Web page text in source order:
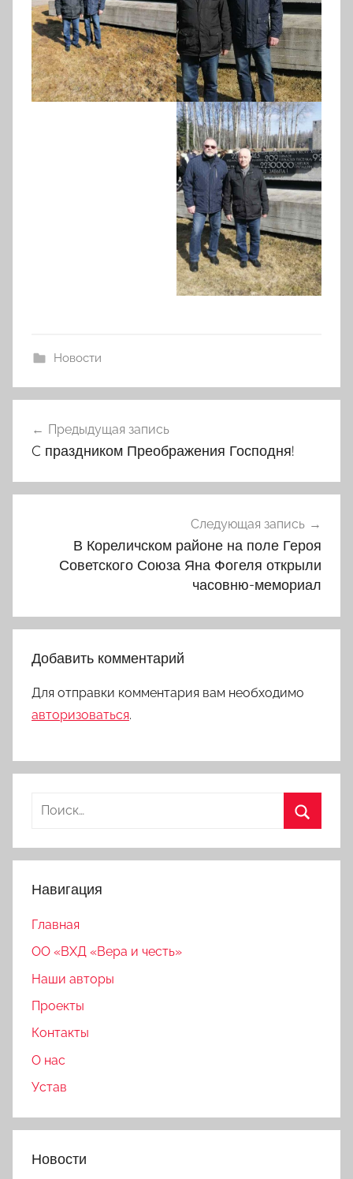
Новости
по
Предыдущая запись
C праздником Преображения Господня!
Следующая запись
В Кореличском районе на поле Героя
Советского Союза Яна Фогеля открыли
часовню-мемориал
Добавить комментарий
Для отправки комментария вам необходимо
авторизоваться.
Найти:
Навигация
Главная
ОО «ВХД «Вера и честь»
Наши авторы
Проекты
Контакты
О нас
Устав
Новости